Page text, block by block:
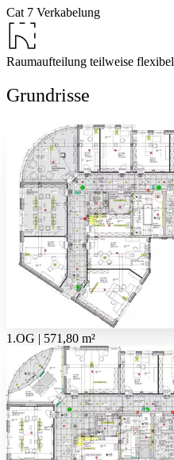
Cat 7 Verkabelung
Raumaufteilung teilweise flexibel
Grundrisse
1.OG | 571,80 m²